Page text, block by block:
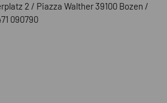
2 / Piazza Walther 39100 Bozen /
090790